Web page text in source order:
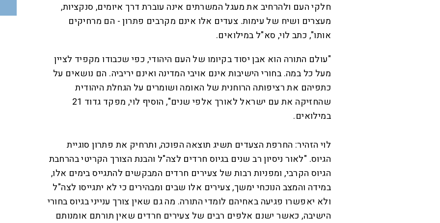
חלקי העם ולהרחיב את מעגל המשרתים אינה עוברת דרך איומים, סנקציות,
מעצרים ושיח של עימות. צעדים אלו אינם מקרבים פתרון - הם מרחיקים
אותו", כתב לוי, סא"ל במילואים.
"עולם התורה הוא אבן יסוד בקיומו של העם היהודי, כפי שכבודו מקפיד לציין
מעל כל במה. בחורי הישיבות אינם אויבי המדינה ואינם יריביה. הם נושאים על
כתפיהם את רציפותה הרוחנית של האומה ושומרים על הגחלת היהודית
שהחזיקה את עם ישראל לאורך אלפי שנים", הוסיף לוי, מפקד גדוד 21
במילואים.
לוי הזהיר: החרפת הצעדים תשיג תוצאה הפוכה, ותרחיק את פתרון סוגיית
הגיוס. "לאור ניסיון רב שנים בגיוס חרדים לצה"ל והבנת הצורך הקריטי בהרחבת
הגיוס הקרבי, ומפניות רבות של צעירים חרדים המבקשים להתגייס בימים אלו,
במידה והמצב הנוכחי ימשך, צעירים אלו שבים ומבהירים כי לא יתגייסו לצה"ל
ולא יאפשרו פגיעה באחיהם לומדי התורה. מה גם שאין צורך ענייני בגיוס בחורי
הישיבה, כאשר ישנם אלפים רבים של צעירים חרדים שאין תורתם אומנותם